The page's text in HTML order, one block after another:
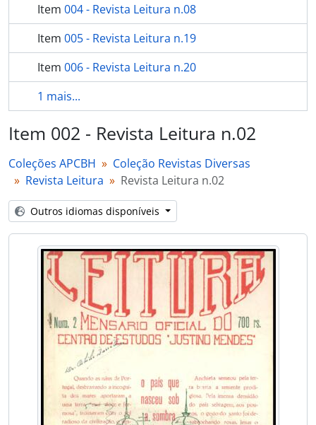
Item 004 - Revista Leitura n.08
Item 005 - Revista Leitura n.19
Item 006 - Revista Leitura n.20
1 mais...
Item 002 - Revista Leitura n.02
Coleções APCBH
Coleção Revistas Diversas
Revista Leitura
Revista Leitura n.02
Outros idiomas disponíveis